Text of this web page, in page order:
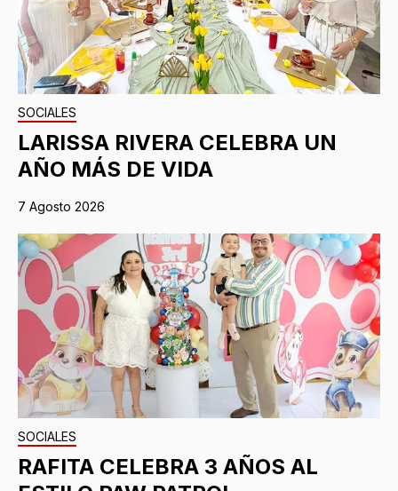
SOCIALES
LARISSA RIVERA CELEBRA UN
AÑO MÁS DE VIDA
7 Agosto 2026
SOCIALES
RAFITA CELEBRA 3 AÑOS AL